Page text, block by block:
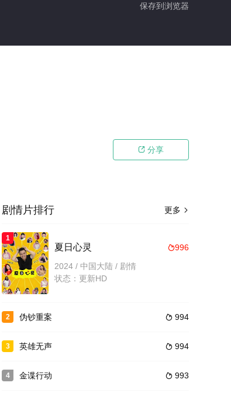
保存到浏览器
 分享
更多 
剧情片排行
1
996
夏日心灵
2024 / 中国大陆 / 剧情
状态：更新HD
2  994
伪钞重案
3  994
英雄无声
4  993
金谍行动